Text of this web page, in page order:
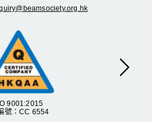
9001:2015
號：CC 6554
Next